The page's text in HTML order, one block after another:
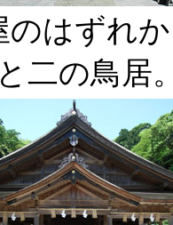
はずれ
二の鳥居